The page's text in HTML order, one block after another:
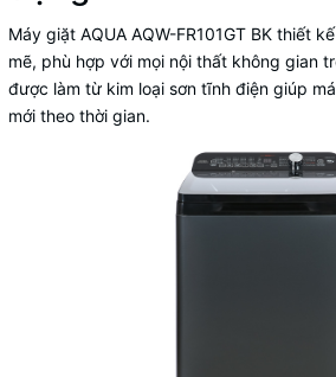
Máy giặt AQUA AQW-FR101GT BK thiết
mẽ, phù hợp với mọi nội thất không gian
được làm từ kim loại sơn tĩnh điện giúp
mới theo thời gian.